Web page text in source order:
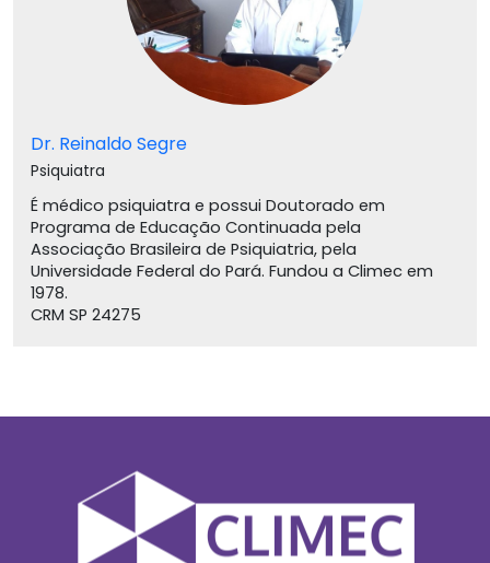
Dr. Reinaldo Segre
Psiquiatra
É médico psiquiatra e possui Doutorado em
Programa de Educação Continuada pela
Associação Brasileira de Psiquiatria, pela
Universidade Federal do Pará. Fundou a Climec em
1978.
CRM SP 24275